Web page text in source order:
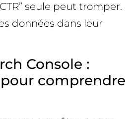
seule peut tromper.
données dans leur
Console :
comprendre